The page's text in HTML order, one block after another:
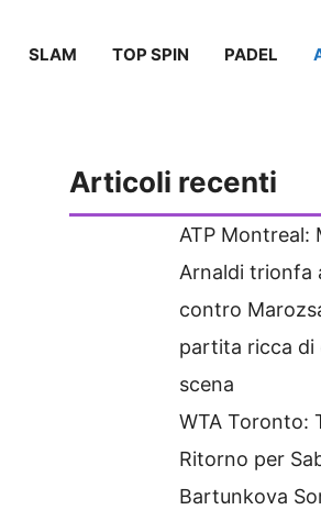
SLAM TOP SPIN PADEL
Articoli recenti
ATP Montreal:
Arnaldi trionfa
contro
partita ricca di
scena
WTA Toronto:
Ritorno per
Bartunkova